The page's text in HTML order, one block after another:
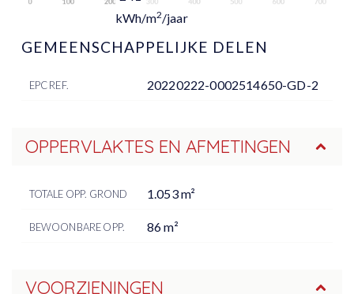
kWh/m2/jaar
GEMEENSCHAPPELIJKE DELEN
EPC REF. 20220222-0002514650-GD-2
OPPERVLAKTES EN AFMETINGEN
TOTALE OPP. GROND 1.053 m²
BEWOONBARE OPP. 86 m²
VOORZIENINGEN